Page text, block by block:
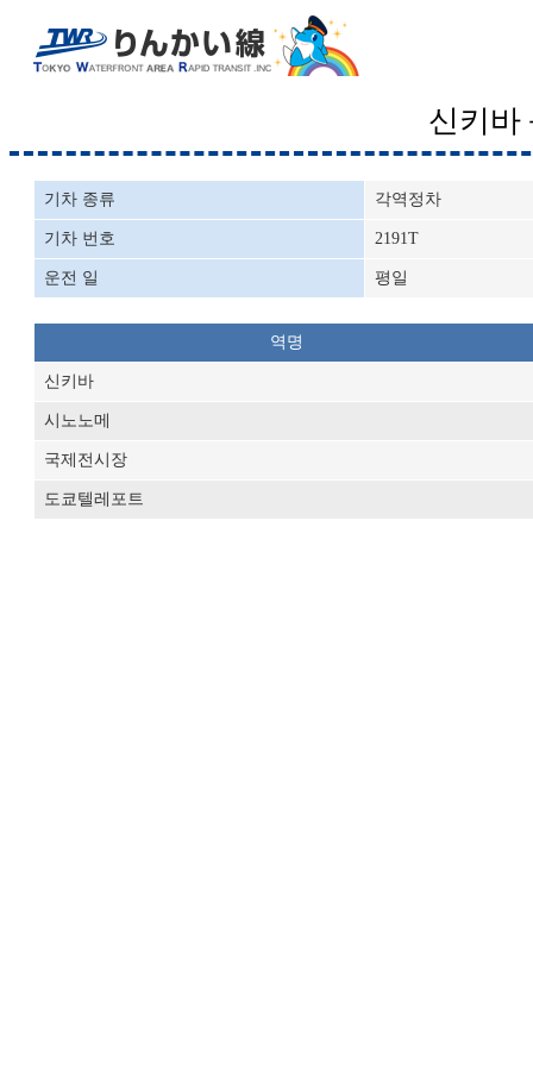
신키바
기차 종류 각역정차
기차 번호 2191T
운전 일 평일
역명
신키바
시노노메
국제전시장
도쿄텔레포트